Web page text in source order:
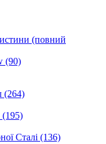
(повний
(90)
(264)
(195)
Сталі (136)